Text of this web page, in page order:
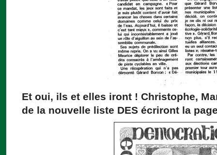
Et oui, ils et elles iront ! Christophe,
de la nouvelle liste DES écriront la